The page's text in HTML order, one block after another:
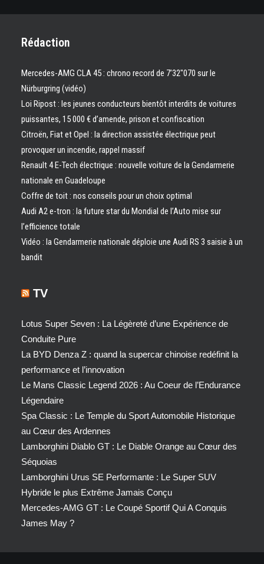
Rédaction
Mercedes-AMG CLA 45 : chrono record de 7’32″070 sur le
Nürburgring (vidéo)
Loi Ripost : les jeunes conducteurs bientôt interdits de voitures
puissantes, 15 000 € d’amende, prison et confiscation
Citroën, Fiat et Opel : la direction assistée électrique peut
provoquer un incendie, rappel massif
Renault 4 E-Tech électrique : nouvelle voiture de la Gendarmerie
nationale en Guadeloupe
Coffre de toit : nos conseils pour un choix optimal
Audi A2 e-tron : la future star du Mondial de l’Auto mise sur
l’efficience totale
Vidéo : la Gendarmerie nationale déploie une Audi RS 3 saisie à un
bandit
TV
Lotus Super Seven : La Légèreté d’une Expérience de
Conduite Pure
La BYD Denza Z : quand la supercar chinoise redéfinit la
performance et l’innovation
Le Mans Classic Legend 2026 : Au Coeur de l’Endurance
Légendaire
Spa Classic : Le Temple du Sport Automobile Historique
au Cœur des Ardennes
Lamborghini Diablo GT : Le Diable Orange au Cœur des
Séquoias
Lamborghini Urus SE Performante : Le Super SUV
Hybride le plus Extrême Jamais Conçu
Mercedes-AMG GT : Le Coupé Sportif Qui A Conquis
James May ?